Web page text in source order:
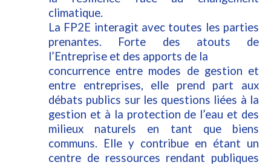
climatique.
La FP2E interagit avec toutes les parties
prenantes. Forte des atouts de
l’Entreprise et des apports de la
concurrence entre modes de gestion et
entre entreprises, elle prend part aux
débats publics sur les questions liées à la
gestion et à la protection de l’eau et des
milieux naturels en tant que biens
communs. Elle y contribue en étant un
centre de ressources rendant publiques